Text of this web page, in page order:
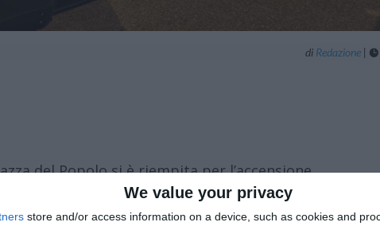
We value your privacy
store and/or access information on a device, such as cookies and
di Redazione| 
del Popolo si è riempita per l’accensione
Natale acrobatici e il concerto del Coro
hanno incantato il pubblico. Poggio